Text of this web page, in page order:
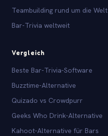
Teambuilding rund um die Welt
Bar-Trivia weltweit
Vergleich
Beste Bar-Trivia-Software
Buzztime-Alternative
Quizado vs Crowdpurr
Geeks Who Drink-Alternative
Kahoot-Alternative für Bars